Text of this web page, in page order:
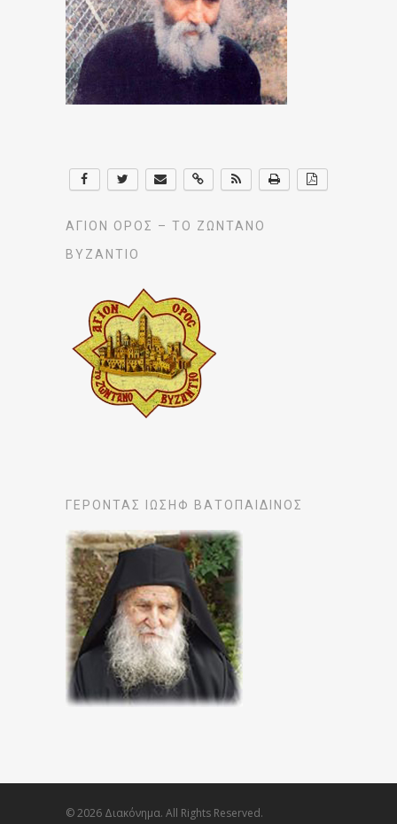
ΆΓΙΟΝ ΌΡΟΣ – ΤΟ ΖΩΝΤΑΝΌ
ΒΥΖΆΝΤΙΟ
ΓΕΡΟΝΤΑΣ ΙΩΣΗΦ ΒΑΤΟΠΑΙΔΙΝΟΣ
© 2026 Διακόνημα. All Rights Reserved.